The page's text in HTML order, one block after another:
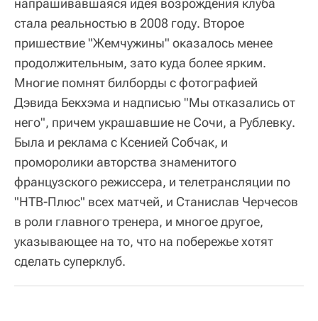
напрашивавшаяся идея возрождения клуба
стала реальностью в 2008 году. Второе
пришествие "Жемчужины" оказалось менее
продолжительным, зато куда более ярким.
Многие помнят билборды с фотографией
Дэвида Бекхэма и надписью "Мы отказались от
него", причем украшавшие не Сочи, а Рублевку.
Была и реклама с Ксенией Собчак, и
проморолики авторства знаменитого
французского режиссера, и телетрансляции по
"НТВ-Плюс" всех матчей, и Станислав Черчесов
в роли главного тренера, и многое другое,
указывающее на то, что на побережье хотят
сделать суперклуб.